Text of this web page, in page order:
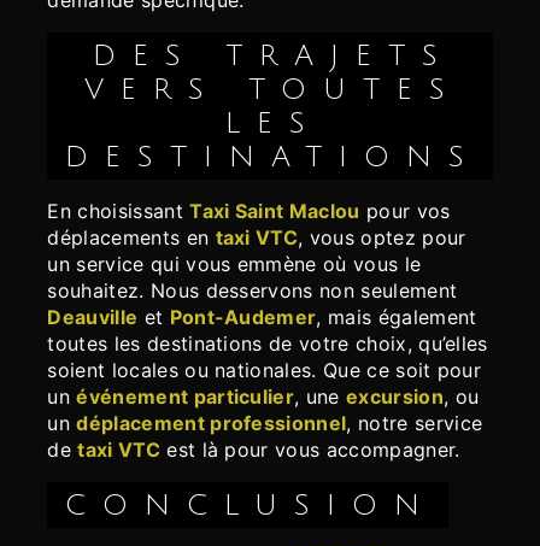
DES TRAJETS
VERS TOUTES
LES
DESTINATIONS
En choisissantTaxi Saint Maclou pour vos
déplacements en taxi VTC, vous optez pour
un service qui vous emmène où vous le
souhaitez. Nous desservons non seulement
Deauville et Pont-Audemer, mais également
toutes les destinations de votre choix, qu’elles
soient locales ou nationales. Que ce soit pour
unévénement particulier, uneexcursion, ou
undéplacement professionnel, notre service
detaxi VTC est là pour vous accompagner.
CONCLUSION